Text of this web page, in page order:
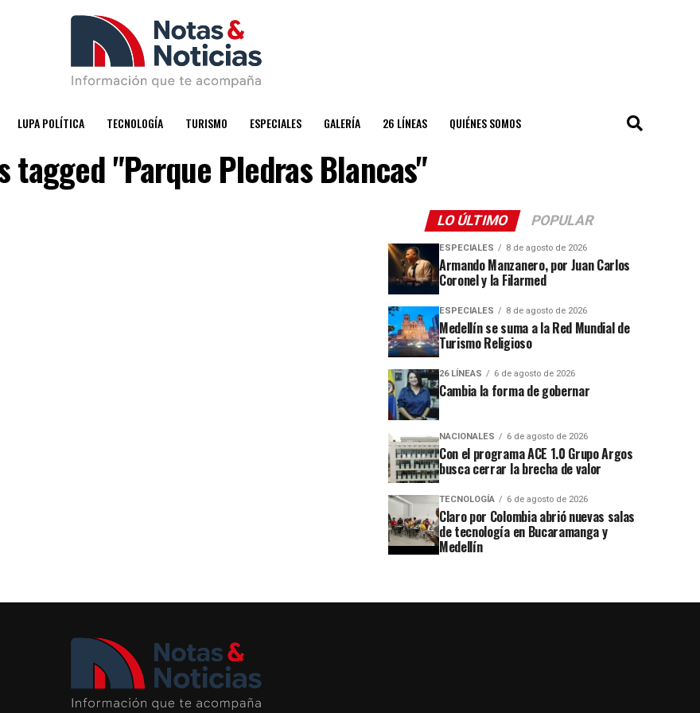
LUPA POLÍTICA TECNOLOGÍA TURISMO ESPECIALES GALERÍA 26 LÍNEAS QUIÉNES SOMOS
tagged "Parque PIedras Blancas"
LO ÚLTIMO POPULAR
ESPECIALES 8 de agosto de 2026
Armando Manzanero, por Juan Carlos
Coronel y la Filarmed
ESPECIALES 8 de agosto de 2026
Medellín se suma a la Red Mundial de
Turismo Religioso
26 LÍNEAS 6 de agosto de 2026
Cambia la forma de gobernar
NACIONALES 6 de agosto de 2026
Con el programa ACE 1.0 Grupo Argos
busca cerrar la brecha de valor
TECNOLOGÍA 6 de agosto de 2026
Claro por Colombia abrió nuevas salas
de tecnología en Bucaramanga y
Medellín